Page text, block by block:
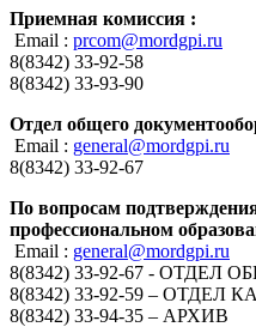
Приемная комиссия :
Email : prcom@mordgpi.ru
8(8342) 33-92-58
8(8342) 33-93-90
Отдел общего
Email : general@mordgpi.ru
8(8342) 33-92-67
По вопросам
профессиональном
Email : general@mordgpi.ru
8(8342) 33-92-67 -
8(8342) 33-92-59 – ОТДЕЛ
8(8342) 33-94-35 – АРХИВ